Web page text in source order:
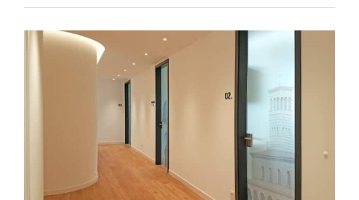
die
Beleuchtung
für
Untersuchungsräume
Praxislabore